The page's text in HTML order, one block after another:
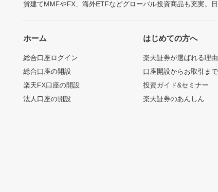
貨建てMMFやFX、海外ETFなどグローバル投資商品も充実。
ホーム
総合口座ログイン
総合口座の開設
楽天FX口座の開設
法人口座の開設
はじめての方へ
楽天証券が選ばれる理由
口座開設からお取引ま
投資ガイド&セミナー
楽天証券のあんしん